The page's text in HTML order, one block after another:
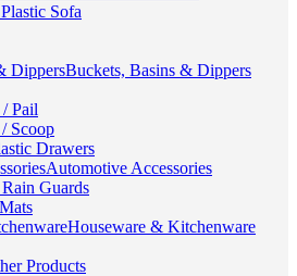
Sofa
Buckets, Basins & Dippers
Pail
Scoop
Drawers
Automotive Accessories
Guards
Houseware & Kitchenware
Products